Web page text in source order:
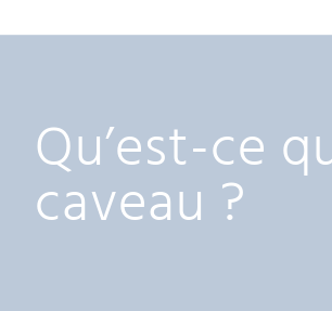
Qu’est-ce
caveau ?